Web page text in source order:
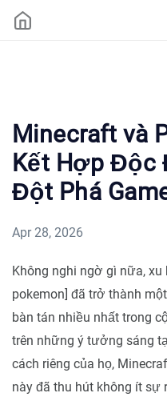
Minecraft và
Kết Hợp Độc
Đột Phá
Apr 28, 2026
Không nghi ngờ gì nữa,
pokemon] đã trở thành
bàn tán nhiều nhất trong
trên những ý tưởng sáng
cách riêng của họ,
này đã thu hút không ít sự